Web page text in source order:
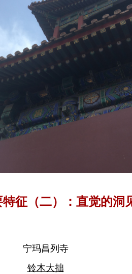
征（二）：直觉的洞
宁玛昌列寺
铃木大拙